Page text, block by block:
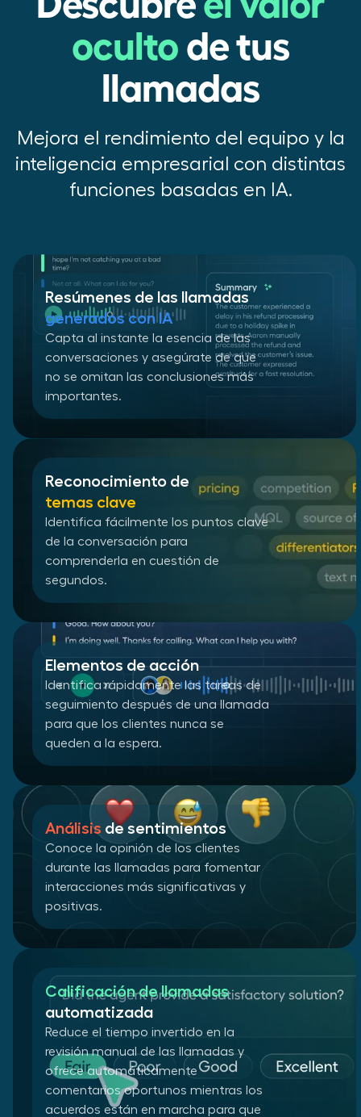
ocultode tus
llamadas
Mejora el rendimiento del equipo y la
inteligencia empresarial con distintas
funciones basadas en IA.
Resúmenes de las llamadas
generados con IA
Capta al instante la esencia de las
conversaciones y asegúrate de que
no se omitan las conclusiones más
importantes.
Reconocimiento de
temas clave
Identifica fácilmente los puntos clave
de la conversación para
comprenderla en cuestión de
segundos.
Elementos de acción
Identifica rápidamente las tareas de
seguimiento después de una llamada
para que los clientes nunca se
queden a la espera.
Análisis de sentimientos
Conoce la opinión de los clientes
durante las llamadas para fomentar
interacciones más significativas y
positivas.
Calificación de llamadas
automatizada
Reduce el tiempo invertido en la
revisión manual de las llamadas y
ofrece automáticamente
comentarios oportunos mientras los
acuerdos están en marcha para que